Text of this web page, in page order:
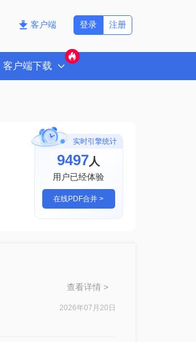
客户端 注册
登录
客户端下载
实时引擎统计
9497人
用户已经体验
在线PDF合并 >
查看详情 >
2026年07月20日